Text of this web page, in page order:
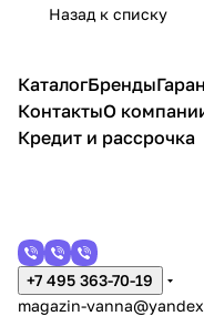
Назад к списку
КаталогБренды
КонтактыО
Кредит и рассрочка
+7 495 363-70-19
magazin-